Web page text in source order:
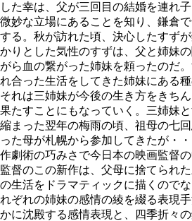
した幸は、父が三回目の結婚を連れ
微妙な立場にあることを知り、鎌倉
する。秋が訪れた頃、決心したすず
かりとした気性のすずは、父と姉妹
がら血の繋がった姉妹を頼ったのだ
れ合った生活をしてきた姉妹にある
それは三姉妹が今後の生き方をきち
果たすことにもなっていく。三姉妹
縮まった翌年の梅雨の頃、祖母の七
った母が札幌から参加してきたが・・
作劇術の巧みさで今日本の映画監督
監督のこの新作は、父母に捨てられ
の生活をドラマティックに描くので
れぞれの姉妹の感情の綾を綴る表現
かに沈殿する感情表現と、四季折々